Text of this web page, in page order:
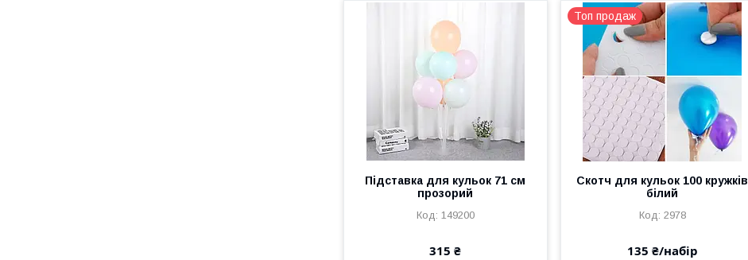
Підставка для кульок 71 см
прозорий
149200
315 ₴
Топ продаж
Скотч для кульок 100 кружків
білий
2978
135 ₴/набір